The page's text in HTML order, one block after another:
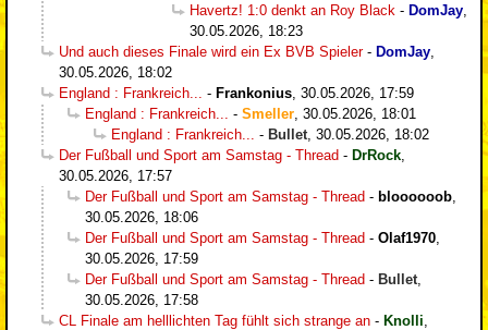
Havertz! 1:0 denkt an Roy Black - DomJay
30.05.2026, 18:23
Und auch dieses Finale wird ein Ex BVB Spieler- DomJay
30.05.2026, 18:02
England : Frankreich...
- Frankonius 30.05.2026, 17:59
England : Frankreich...
- Smeller 30.05.2026, 18:01
England : Frankreich...
- Bullet 30.05.2026, 18:02
Der Fußball und Sport am Samstag - Thread - DrRock
30.05.2026, 17:57
Der Fußball und Sport am Samstag - Thread - bloooooob
30.05.2026, 18:06
Der Fußball und Sport am Samstag - Thread - Olaf1970
30.05.2026, 17:59
Der Fußball und Sport am Samstag - Thread - Bullet
30.05.2026, 17:58
CL Finale am helllichten Tag fühlt sich strange an - Knolli